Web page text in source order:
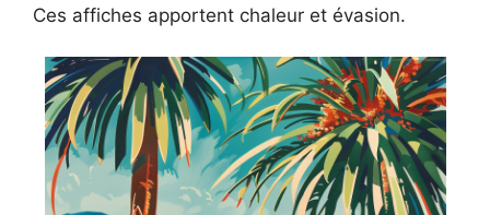
Ces affiches apportent chaleur et évasion.